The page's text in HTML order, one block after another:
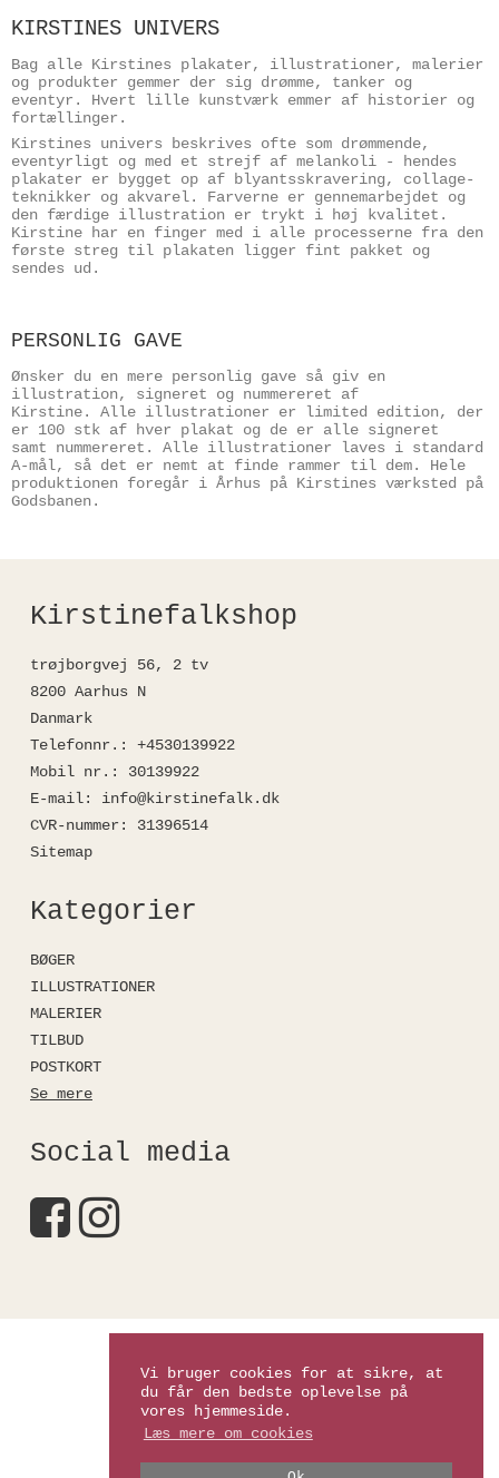
Vi bruger cookies for at sikre, at
du får den bedste oplevelse på
vores hjemmeside.
Læs mere om cookies
KIRSTINES UNIVERS
Bag alle Kirstines plakater, illustrationer, malerier
og produkter gemmer der sig drømme, tanker og
eventyr. Hvert lille kunstværk emmer af historier og
fortællinger.
Kirstines univers beskrives ofte som drømmende,
eventyrligt og med et strejf af melankoli - hendes
plakater er bygget op af blyantsskravering, collage-
teknikker og akvarel. Farverne er gennemarbejdet og
den færdige illustration er trykt i høj kvalitet.
Kirstine har en finger med i alle processerne fra den
første streg til plakaten ligger fint pakket og
sendes ud.
PERSONLIG GAVE
Ønsker du en mere personlig gave så giv en
illustration, signeret og nummereret af
Kirstine. Alle illustrationer er limited edition, der
er 100 stk af hver plakat og de er alle signeret
samt nummereret. Alle illustrationer laves i standard
A-mål, så det er nemt at finde rammer til dem. Hele
produktionen foregår i Århus på Kirstines værksted på
Godsbanen.
Kirstinefalkshop
trøjborgvej 56, 2 tv
8200 Aarhus N
Danmark
Telefonnr. :
+4530139922
Mobil nr. :
30139922
E-mail:
info@kirstinefalk.dk
CVR-nummer:
31396514
Sitemap
Kategorier
BØGER
ILLUSTRATIONER
MALERIER
TILBUD
POSTKORT
Se mere
Social media
Kirstinefalkshop